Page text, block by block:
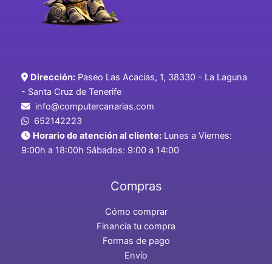
Dirección: Paseo Las Acacias, 1, 38330 - La Laguna
- Santa Cruz de Tenerife
info@computercanarias.com
652142223
Horario de atención al cliente: Lunes a Viernes:
9:00h a 18:00h Sábados: 9:00 a 14:00
Compras
Cómo comprar
Financia tu compra
Formas de pago
Envío